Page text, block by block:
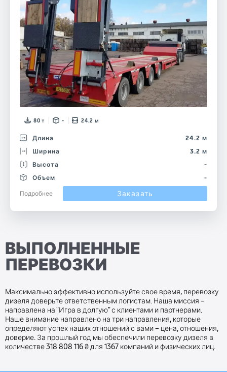
80 т - 24.2 м
Длина
24.2 м
Ширина
3.2 м
Высота
-
Объем
-
Подробнее
Заказать
ВЫПОЛНЕННЫЕ
ПЕРЕВОЗКИ
Максимально эффективно используйте свое время, перевозку
дизеля доверьте ответственным логистам. Наша миссия –
направлена на "Игра в долгую" с клиентами и партнерами.
Наше внимание направлено на три направления, которые
определяют успех наших отношений с вами – цена, отношения,
доверие. За прошлый год мы обеспечили перевозку дизеля в
количестве 318 808 116 ₴ для 1367 компаний и физических лиц.